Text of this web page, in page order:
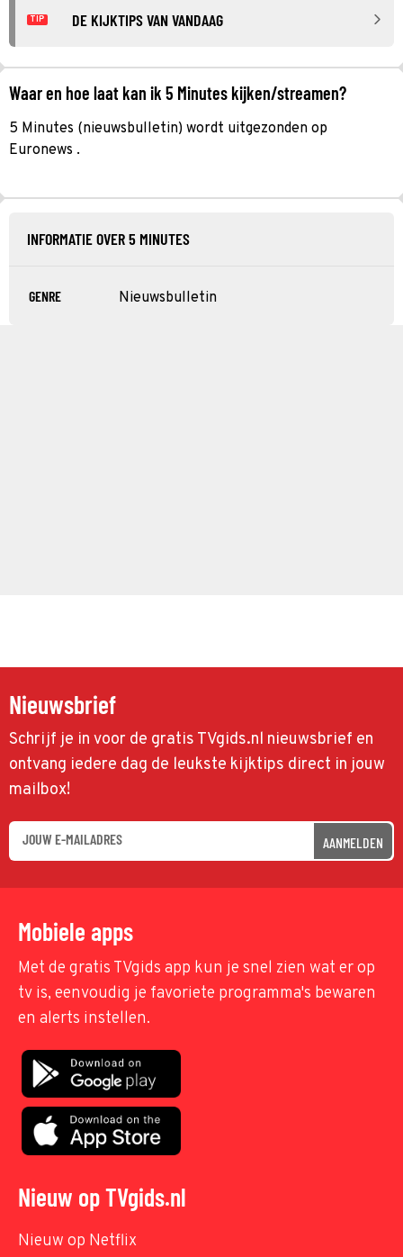
TIP DE KIJKTIPS VAN VANDAAG
Waar en hoe laat kan ik 5 Minutes kijken/streamen?
5 Minutes (nieuwsbulletin) wordt uitgezonden op
Euronews .
INFORMATIE OVER 5 MINUTES
GENRE Nieuwsbulletin
Nieuwsbrief
Schrijf je in voor de gratis TVgids.nl nieuwsbrief en
ontvang iedere dag de leukste kijktips direct in jouw
mailbox!
AANMELDEN
Mobiele apps
Met de gratis TVgids app kun je snel zien wat er op
tv is, eenvoudig je favoriete programma's bewaren
en alerts instellen.
Nieuw op TVgids.nl
Nieuw op Netflix